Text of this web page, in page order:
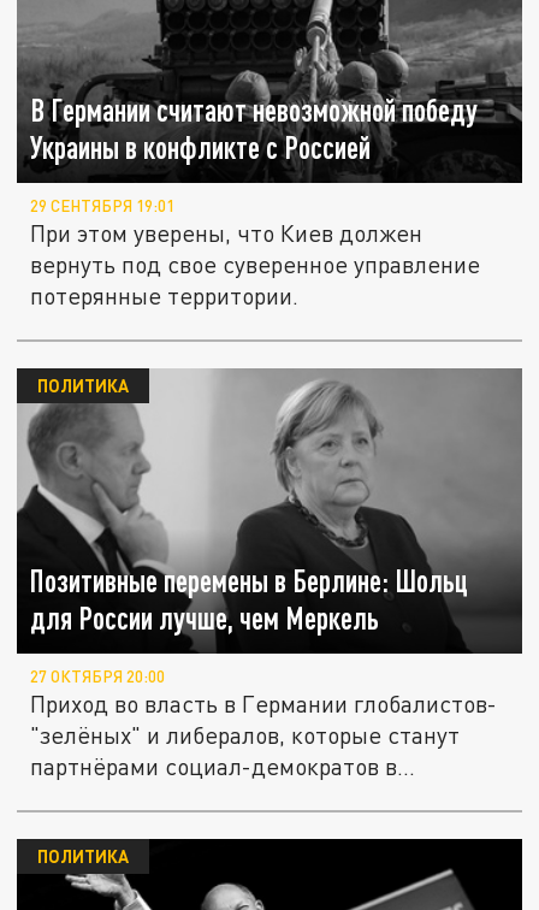
В Германии считают невозможной победу
Украины в конфликте с Россией
29 СЕНТЯБРЯ 19:01
При этом уверены, что Киев должен
вернуть под свое суверенное управление
потерянные территории.
Позитивные перемены в Берлине: Шольц
для России лучше, чем Меркель
ПОЛИТИКА
27 ОКТЯБРЯ 20:00
Приход во власть в Германии глобалистов-
"зелёных" и либералов, которые станут
партнёрами социал-демократов в...
ПОЛИТИКА